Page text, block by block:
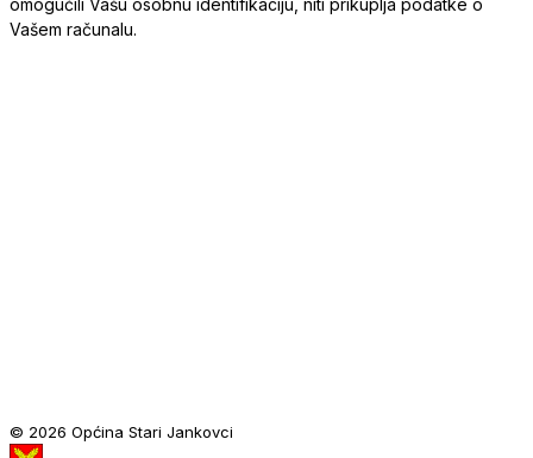
Vašem računalu.
© 2026 Općina Stari Jankovci